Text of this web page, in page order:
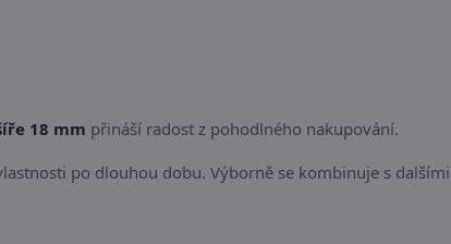
18 mm přináší radost z pohodlného nakupování.
po dlouhou dobu. Výborně se kombinuje s